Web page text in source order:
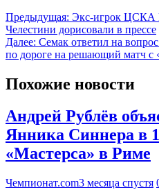
Предыдущая: Экс-игрок ЦСКА
Челестини дорисовали в прессе
Далее: Семак ответил на
по дороге на решающий матч с
Похожие новости
Андрей Рублёв
Янника Синнера в
«Мастерса» в Риме
Чемпионат.com3 месяца спустя